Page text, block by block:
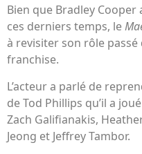
Bien que Bradley
ces derniers temps, le
à revisiter son rôle passé
franchise.
L’acteur a parlé de
de Tod Phillips qu’il a
Zach Galifianakis,
Jeong et Jeffrey Tambor.